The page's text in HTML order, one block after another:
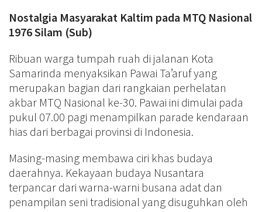
Nostalgia Masyarakat Kaltim pada MTQ Nasional
1976 Silam (Sub)
Ribuan warga tumpah ruah di jalanan Kota
Samarinda menyaksikan Pawai Ta’aruf yang
merupakan bagian dari rangkaian perhelatan
akbar MTQ Nasional ke-30. Pawai ini dimulai pada
pukul 07.00 pagi menampilkan parade kendaraan
hias dari berbagai provinsi di Indonesia.
Masing-masing membawa ciri khas budaya
daerahnya. Kekayaan budaya Nusantara
terpancar dari warna-warni busana adat dan
penampilan seni tradisional yang disuguhkan oleh